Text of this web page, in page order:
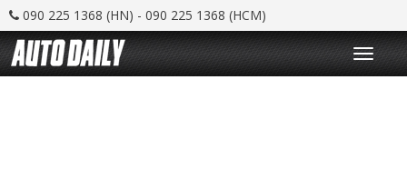
090 225 1368 (HN) - 090 225 1368 (HCM)
T
o
g